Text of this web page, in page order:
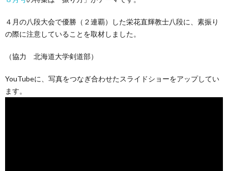
４月の八段大会で優勝（２連覇）した栄花直輝教士八段に、素振り
の際に注意していることを取材しました。
（協力 北海道大学剣道部）
YouTubeに、写真をつなぎ合わせたスライドショーをアップしてい
ます。